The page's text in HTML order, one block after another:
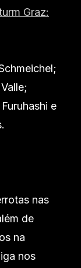
Graz:
e
nas
de
na
nos